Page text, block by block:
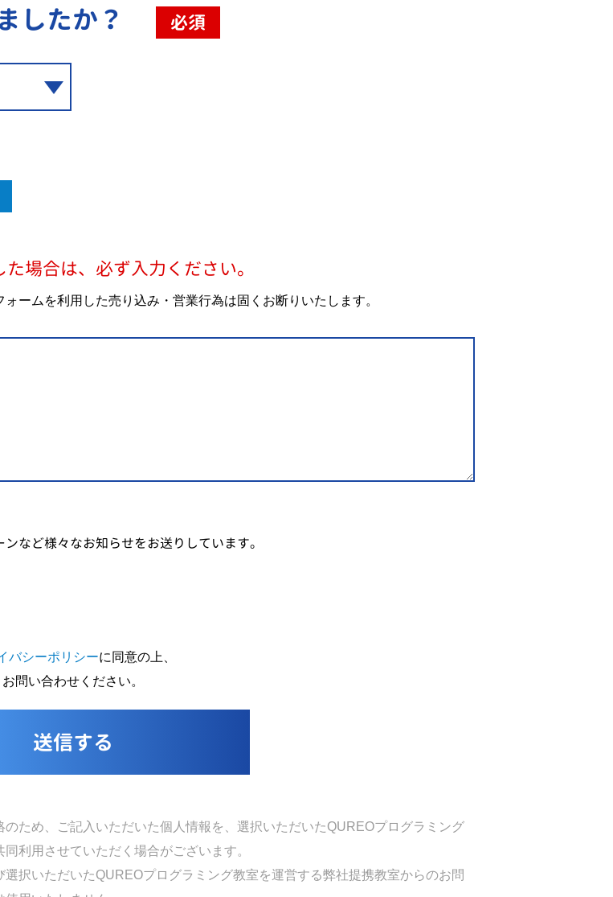
したか？ 必須
場合は、必ず入力ください。
ームを利用した売り込み・営業行為は固くお断りいたします。
など様々なお知らせをお送りしています。
バシーポリシーに同意の上、
お問い合わせください。
ため、ご記入いただいた個人情報を、選択いただいたQUREOプログラミング
利用させていただく場合がございます。
択いただいたQUREOプログラミング教室を運営する弊社提携教室からのお問